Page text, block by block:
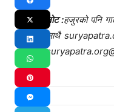
नोट :हजुरको पनि
साथै
Facebook
X
LinkedIn
WhatsApp
Pinterest
Messenger